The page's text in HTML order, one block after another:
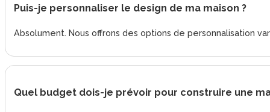
Puis-je personnaliser le design de ma maison ?
Absolument. Nous offrons des options de personnalisation
Quel budget dois-je prévoir pour construire une